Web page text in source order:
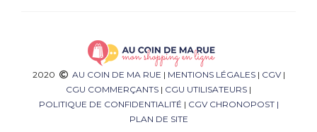
2020 AU COIN DE MA RUE | MENTIONS LÉGALES| CGV|
CGU COMMERÇANTS | CGU UTILISATEURS |
POLITIQUE DE CONFIDENTIALITÉ | CGV CHRONOPOST |
PLAN DE SITE